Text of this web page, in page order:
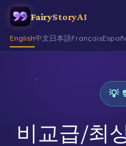
FairyStoryAI
English中文 日本語Français
💡
비교급/최